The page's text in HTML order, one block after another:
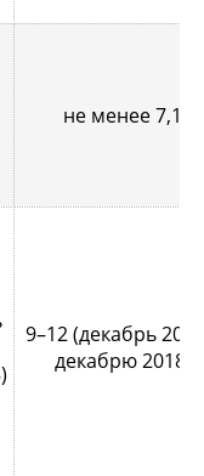
не менее 7,1
9–12 (декабрь
декабрю 2018)